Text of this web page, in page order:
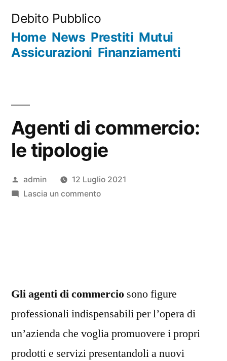
contenuto
Debito Pubblico
Home News Prestiti Mutui
Assicurazioni Finanziamenti
Agenti di commercio:
le tipologie
Pubblicato
da
admin
12 Luglio 2021
Lascia un commentosu
Gli agenti di commercio sono figure
professionali indispensabili per l’opera di
un’azienda che voglia promuovere i propri
prodotti e servizi presentandoli a nuovi